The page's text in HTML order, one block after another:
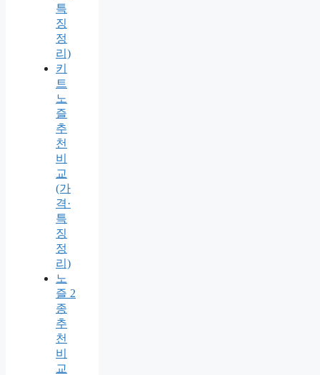
특
징
정
리)
키
트
노
즐
추
천
비
교
(가
격·
특
징
정
리)
노
즐 2
종
추
천
비
교